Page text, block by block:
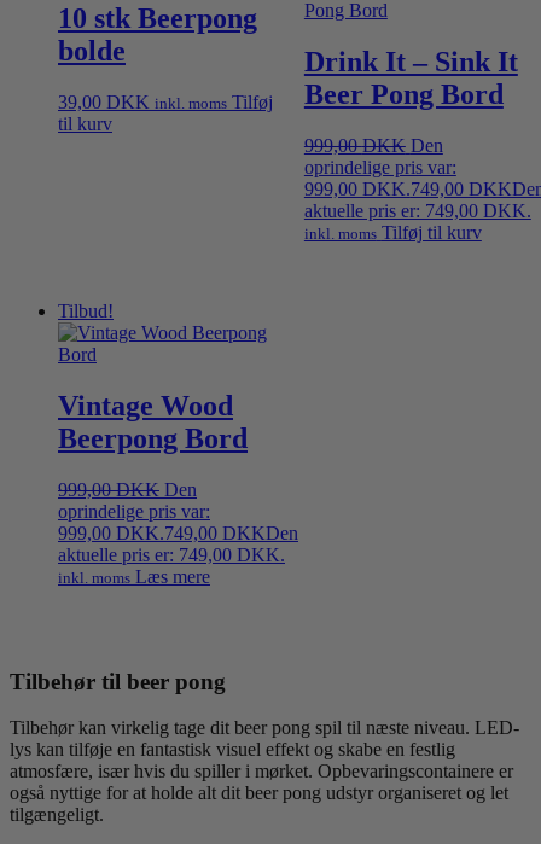
10 stk Beerpong
bolde
39,00 DKK inkl. moms Tilføj
til kurv
Drink It – Sink It
Beer Pong Bord
999,00DKK Den
oprindelige pris var:
999,00 DKK.749,00 DKK
aktuelle pris er: 749,00 DKK.
inkl. moms Tilføj til kurv
Tilbud!
Vintage Wood
Beerpong Bord
999,00DKK Den
oprindelige pris var:
999,00 DKK.749,00 DKKDen
aktuelle pris er: 749,00 DKK.
inkl. moms Læs mere
Tilbehør til beer pong
Tilbehør kan virkelig tage dit beer pong spil til næste niveau. LED-
lys kan tilføje en fantastisk visuel effekt og skabe en festlig
atmosfære, især hvis du spiller i mørket. Opbevaringscontainere er
også nyttige for at holde alt dit beer pong udstyr organiseret og let
tilgængeligt.